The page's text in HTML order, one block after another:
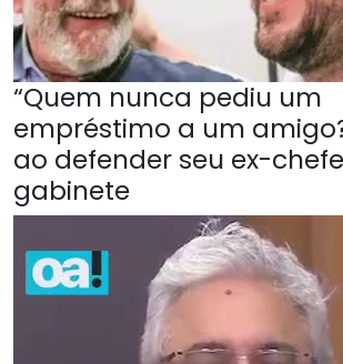
“Quem nunca pediu um
empréstimo a um
ao defender seu ex-
gabinete